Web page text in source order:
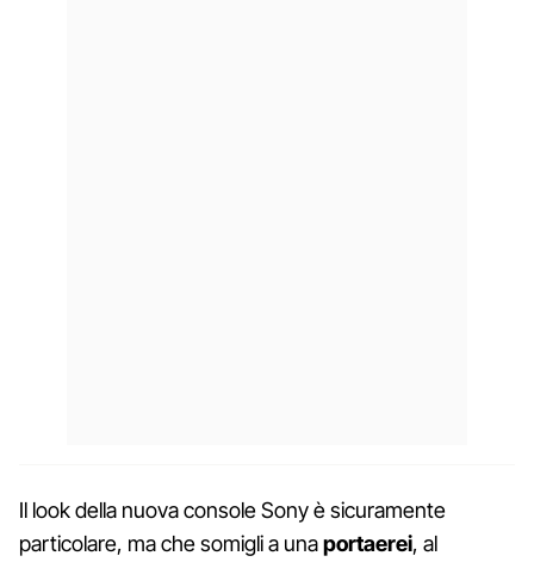
Il look della nuova console Sony è sicuramente
particolare, ma che somigli a unaportaerei, al